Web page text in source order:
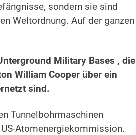
sondern sie sind
Weltordnung. Auf der ganzen
Military Bases , die
William Cooper über ein
sind.
Tunnelbohrmaschinen
Atomenergiekommission.